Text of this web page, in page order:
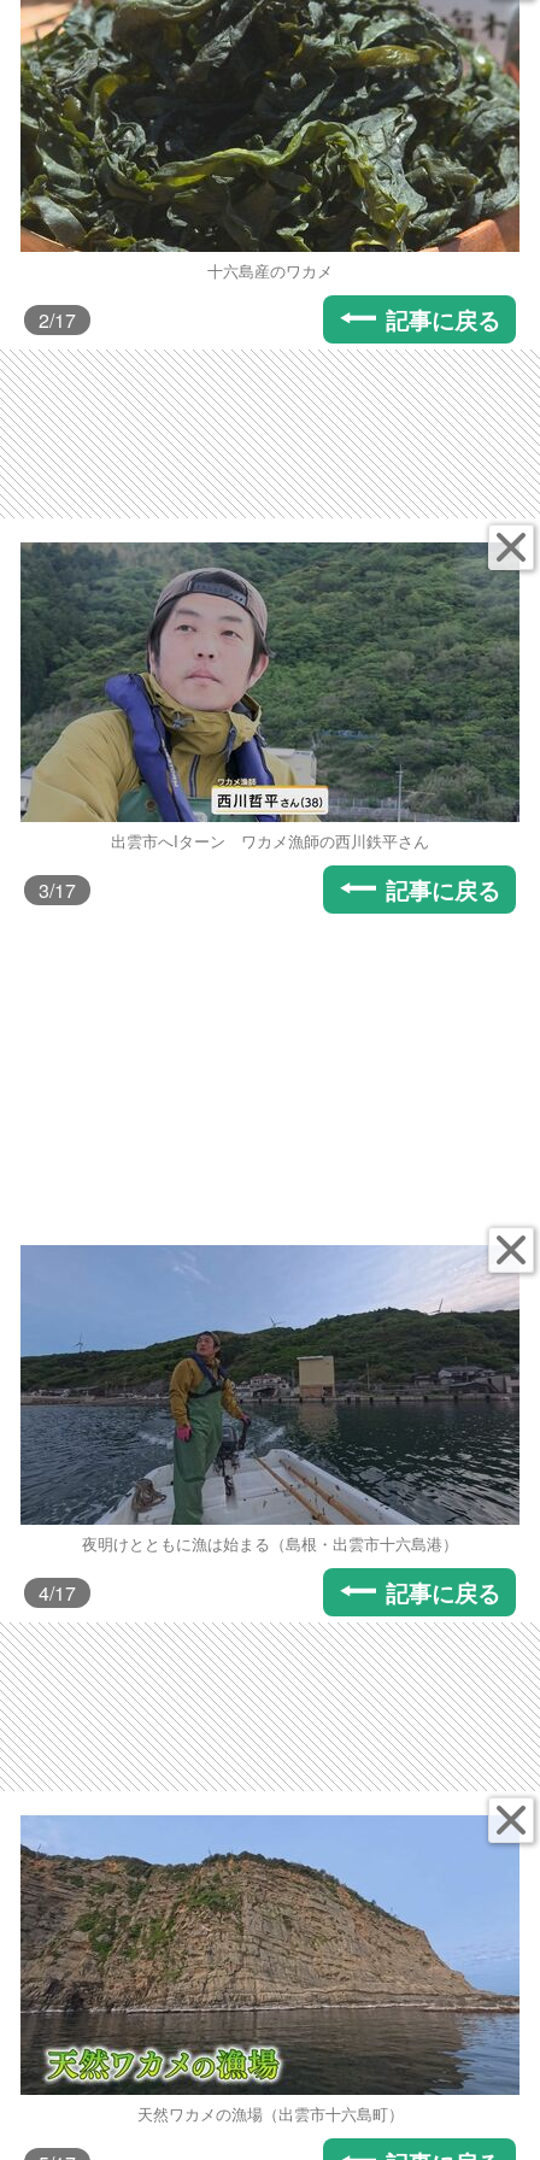
十六島産のワカメ
2/17 記事に戻る
出雲市へIターン ワカメ漁師の西川鉄平さん
3/17 記事に戻る
夜明けとともに漁は始まる（島根・出雲市十六島港）
4/17 記事に戻る
天然ワカメの漁場（出雲市十六島町）